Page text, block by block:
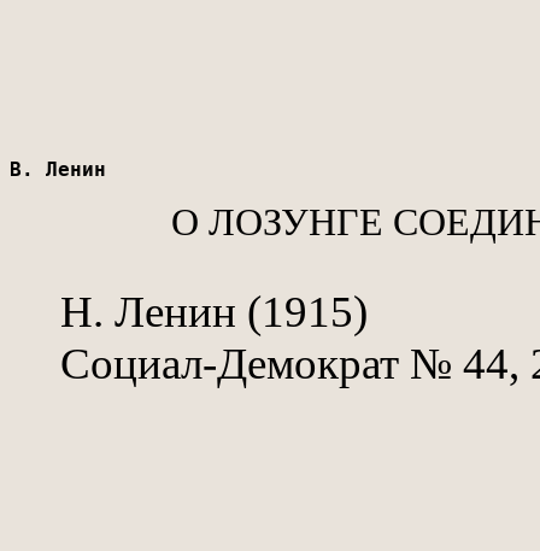
В. Ленин
О ЛОЗУНГЕ
Н. Ленин (1915)
Социал-Демократ № 44,